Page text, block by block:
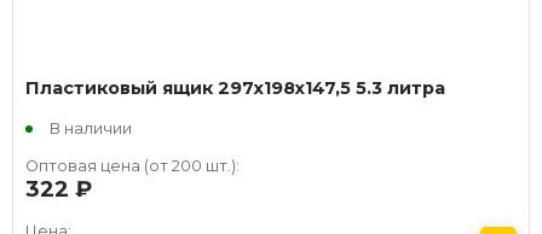
Пластиковый ящик 297х198х147,5 5.3 литра
В наличии
Оптовая цена (от 200 шт.):
322